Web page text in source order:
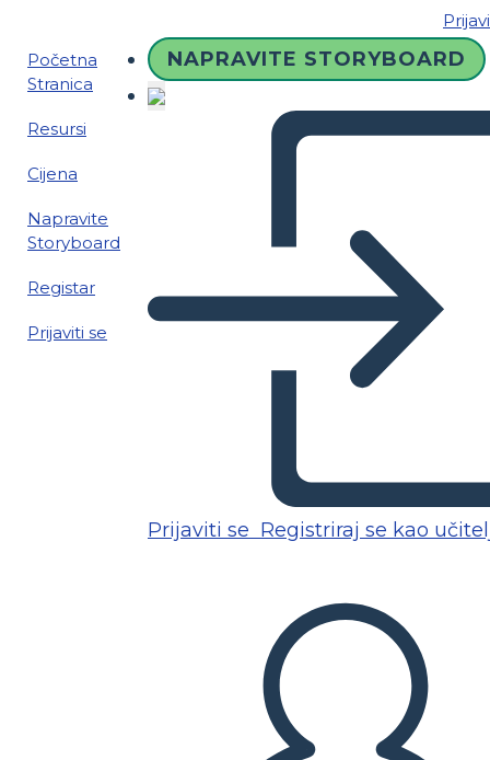
Početna
Stranica
Resursi
Cijena
Napravite
Storyboard
Registar
Prijaviti se
NAPRAVITE STORYBOARD
Prijaviti se Registriraj se kao